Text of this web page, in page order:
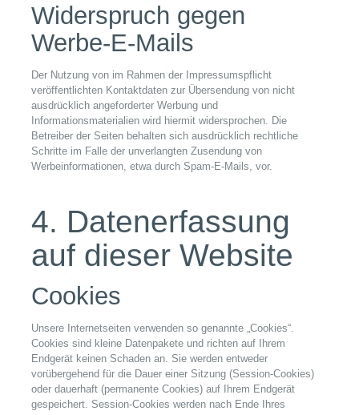
Widerspruch gegen
Werbe-E-Mails
Der Nutzung von im Rahmen der Impressumspflicht
veröffentlichten Kontaktdaten zur Übersendung von nicht
ausdrücklich angeforderter Werbung und
Informationsmaterialien wird hiermit widersprochen. Die
Betreiber der Seiten behalten sich ausdrücklich rechtliche
Schritte im Falle der unverlangten Zusendung von
Werbeinformationen, etwa durch Spam-E-Mails, vor.
4. Datenerfassung
auf dieser Website
Cookies
Unsere Internetseiten verwenden so genannte „Cookies“.
Cookies sind kleine Datenpakete und richten auf Ihrem
Endgerät keinen Schaden an. Sie werden entweder
vorübergehend für die Dauer einer Sitzung (Session-Cookies)
oder dauerhaft (permanente Cookies) auf Ihrem Endgerät
gespeichert. Session-Cookies werden nach Ende Ihres